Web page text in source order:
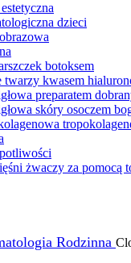
dzieci
botoksem
twarzy kwasem
preparatem
skóry osoczem
żwaczy za